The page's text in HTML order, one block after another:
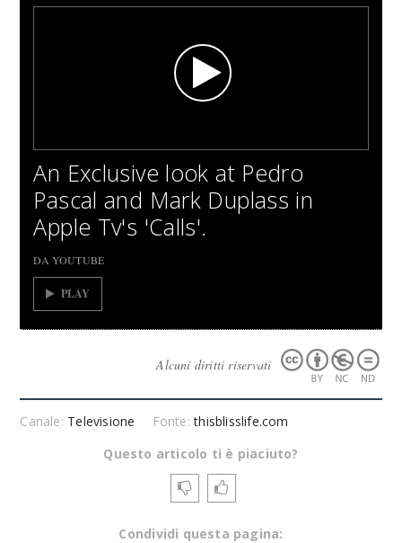
An Exclusive look at Pedro
Pascal and Mark Duplass in
Apple Tv's 'Calls'.
DA YOUTUBE
PLAY
Alcuni diritti riservati
Canale: Televisione Fonte:thisblisslife.com
Questo articolo ti è piaciuto?
Condividi questa pagina: